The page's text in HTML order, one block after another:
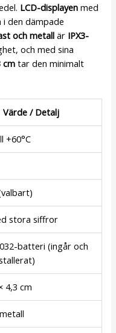
LCD-displayen med
den dämpade
och metall är IPX3-
och med sina
cm tar den minimalt
Värde / Detalj
+60°C
stora siffror
batteri (ingår och
4,3 cm